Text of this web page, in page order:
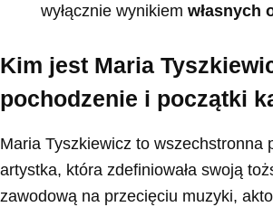
wyłącznie wynikiem własnych
Kim jest Maria
pochodzenie i początki
Maria Tyszkiewicz to wszechstronna
artystka, która zdefiniowała swoją
zawodową na przecięciu muzyki,